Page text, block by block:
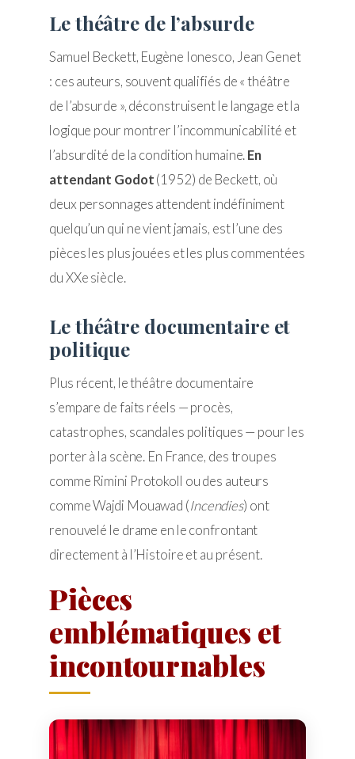
Le théâtre de l’absurde
Samuel Beckett, Eugène Ionesco, Jean Genet
: ces auteurs, souvent qualifiés de « théâtre
de l’absurde », déconstruisent le langage et la
logique pour montrer l’incommunicabilité et
l’absurdité de la condition humaine.En
attendant Godot(1952) de Beckett, où
deux personnages attendent indéfiniment
quelqu’un qui ne vient jamais, est l’une des
pièces les plus jouées et les plus commentées
du XXe siècle.
Le théâtre documentaire et
politique
Plus récent, le théâtre documentaire
s’empare de faits réels — procès,
catastrophes, scandales politiques — pour les
porter à la scène. En France, des troupes
comme Rimini Protokoll ou des auteurs
comme Wajdi Mouawad (Incendies) ont
renouvelé le drame en le confrontant
directement à l’Histoire et au présent.
Pièces
emblématiques et
incontournables